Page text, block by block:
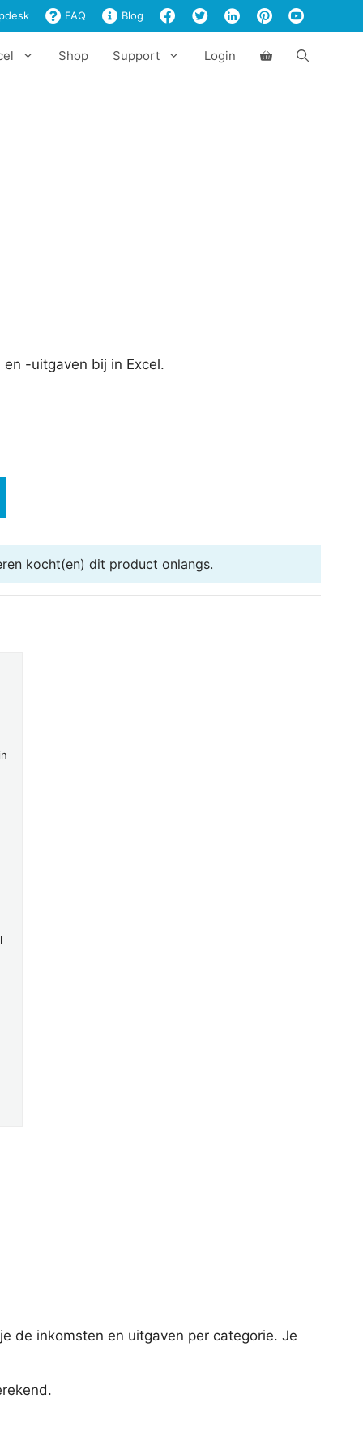
FAQ Blog
Shop Support Login
-uitgaven bij in Excel.
kocht(en) dit product onlangs.
de inkomsten en uitgaven per categorie. Je
aantal